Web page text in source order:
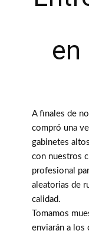
en
A finales de
compró una
gabinetes
con nuestros
profesional
aleatorias de
calidad.
Tomamos
enviarán a los